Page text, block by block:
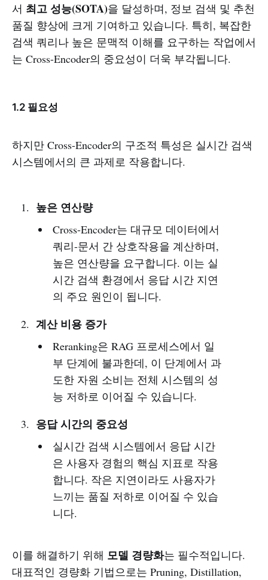
서 최고 성능(SOTA)을 달성하며, 정보 검색 및 추천
품질 향상에 크게 기여하고 있습니다. 특히, 복잡한
검색 쿼리나 높은 문맥적 이해를 요구하는 작업에서
는 Cross-Encoder의 중요성이 더욱 부각됩니다.
1.2 필요성
하지만 Cross-Encoder의 구조적 특성은 실시간 검색
시스템에서의 큰 과제로 작용합니다.
높은 연산량
Cross-Encoder는 대규모 데이터에서
쿼리-문서 간 상호작용을 계산하며,
높은 연산량을 요구합니다. 이는 실
시간 검색 환경에서 응답 시간 지연
의 주요 원인이 됩니다.
계산 비용 증가
Reranking은 RAG 프로세스에서 일
부 단계에 불과한데, 이 단계에서 과
도한 자원 소비는 전체 시스템의 성
능 저하로 이어질 수 있습니다.
응답 시간의 중요성
실시간 검색 시스템에서 응답 시간
은 사용자 경험의 핵심 지표로 작용
합니다. 작은 지연이라도 사용자가
느끼는 품질 저하로 이어질 수 있습
니다.
이를 해결하기 위해 모델 경량화는 필수적입니다.
대표적인 경량화 기법으로는 Pruning, Distillation,